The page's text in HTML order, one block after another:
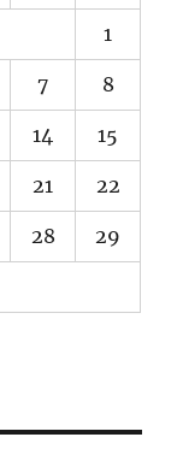
1
7 8
14 15
21 22
28 29